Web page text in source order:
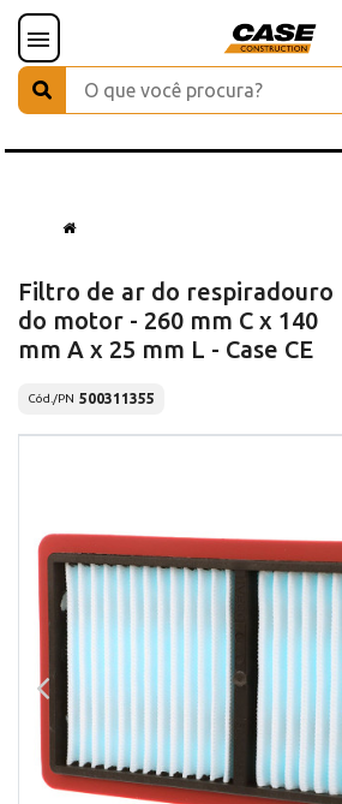
Filtro de ar do respiradouro
do motor - 260 mm C x 140
mm A x 25 mm L - Case CE
Cód./PN 500311355